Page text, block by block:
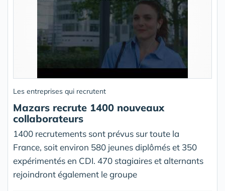
Les entreprises qui recrutent
Mazars recrute 1400 nouveaux
collaborateurs
1400 recrutements sont prévus sur toute la
France, soit environ 580 jeunes diplômés et 350
expérimentés en CDI. 470 stagiaires et alternants
rejoindront également le groupe